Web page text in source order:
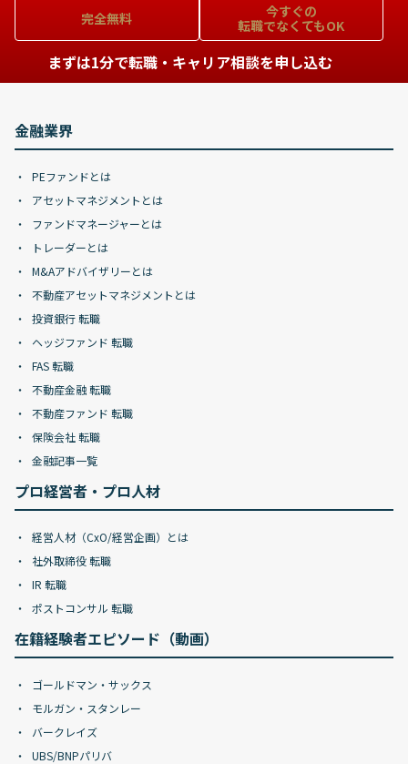
完全無料
今すぐの
転職でなくてもOK
まずは1分で転職・キャリア相談を申し込む
金融業界
PEファンドとは
アセットマネジメントとは
ファンドマネージャーとは
トレーダーとは
M&Aアドバイザリーとは
不動産アセットマネジメントとは
投資銀行 転職
ヘッジファンド 転職
FAS 転職
不動産金融 転職
不動産ファンド 転職
保険会社 転職
金融記事一覧
プロ経営者・プロ人材
経営人材（CxO/経営企画）とは
社外取締役 転職
IR 転職
ポストコンサル 転職
在籍経験者エピソード（動画）
ゴールドマン・サックス
モルガン・スタンレー
バークレイズ
UBS/BNPパリバ